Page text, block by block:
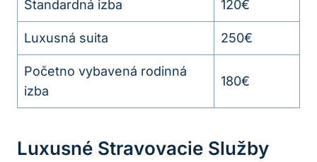
Štandardná izba 120€
Luxusná suita 250€
Početno vybavená rodinná
izba
180€
Luxusné Stravovacie Služby